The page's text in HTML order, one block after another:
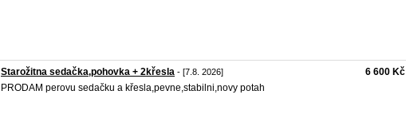
Starožitna sedačka,pohovka + 2křesla - [7.8. 2026]
PRODAM perovu sedačku a křesla,pevne,stabilni,novy potah
6 600 Kč